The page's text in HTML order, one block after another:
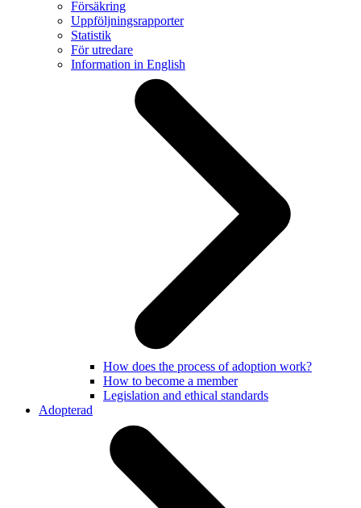
Försäkring
Uppföljningsrapporter
Statistik
För utredare
Information in English
How does the process of adoption work?
How to become a member
Legislation and ethical standards
Adopterad